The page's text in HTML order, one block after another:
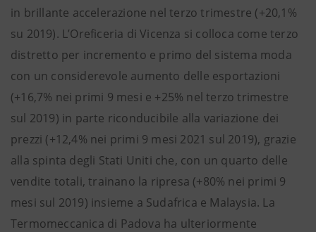
in brillante accelerazione nel terzo trimestre (+20,1%
su 2019). L’Oreficeria di Vicenza si colloca come terzo
distretto per incremento e primo del sistema moda
con un considerevole aumento delle esportazioni
(+16,7% nei primi 9 mesi e +25% nel terzo trimestre
sul 2019) in parte riconducibile alla variazione dei
prezzi (+12,4% nei primi 9 mesi 2021 sul 2019), grazie
alla spinta degli Stati Uniti che, con un quarto delle
vendite totali, trainano la ripresa (+80% nei primi 9
mesi sul 2019) insieme a Sudafrica e Malaysia. La
Termomeccanica di Padova ha ulteriormente